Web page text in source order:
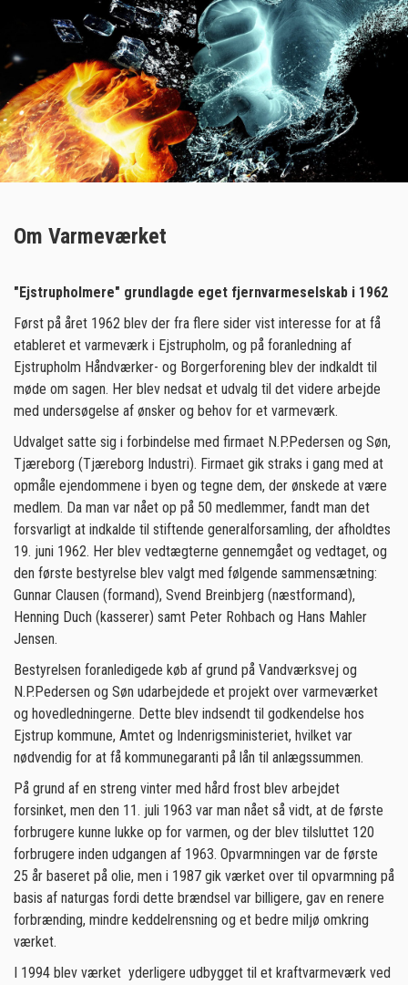
Om Varmeværket
"Ejstrupholmere" grundlagde eget fjernvarmeselskab i 1962
Først på året 1962 blev der fra flere sider vist interesse for at få
etableret et varmeværk i Ejstrupholm, og på foranledning af
Ejstrupholm Håndværker- og Borgerforening blev der indkaldt til
møde om sagen. Her blev nedsat et udvalg til det videre arbejde
med undersøgelse af ønsker og behov for et varmeværk.
Udvalget satte sig i forbindelse med firmaet N.P.Pedersen og Søn,
Tjæreborg (Tjæreborg Industri). Firmaet gik straks i gang med at
opmåle ejendommene i byen og tegne dem, der ønskede at være
medlem. Da man var nået op på 50 medlemmer, fandt man det
forsvarligt at indkalde til stiftende generalforsamling, der afholdtes
19. juni 1962. Her blev vedtægterne gennemgået og vedtaget, og
den første bestyrelse blev valgt med følgende sammensætning:
Gunnar Clausen (formand), Svend Breinbjerg (næstformand),
Henning Duch (kasserer) samt Peter Rohbach og Hans Mahler
Jensen.
Bestyrelsen foranledigede køb af grund på Vandværksvej og
N.P.Pedersen og Søn udarbejdede et projekt over varmeværket
og hovedledningerne. Dette blev indsendt til godkendelse hos
Ejstrup kommune, Amtet og Indenrigsministeriet, hvilket var
nødvendig for at få kommunegaranti på lån til anlægssummen.
På grund af en streng vinter med hård frost blev arbejdet
forsinket, men den 11. juli 1963 var man nået så vidt, at de første
forbrugere kunne lukke op for varmen, og der blev tilsluttet 120
forbrugere inden udgangen af 1963. Opvarmningen var de første
25 år baseret på olie, men i 1987 gik værket over til opvarmning på
basis af naturgas fordi dette brændsel var billigere, gav en renere
forbrænding, mindre keddelrensning og et bedre miljø omkring
værket.
I 1994 blev værket yderligere udbygget til et kraftvarmeværk ved